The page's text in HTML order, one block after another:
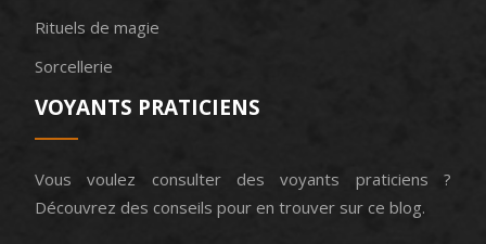
Rituels de magie
Sorcellerie
VOYANTS PRATICIENS
Vous voulez consulter des voyants praticiens ?
Découvrez des conseils pour en trouver sur ce blog.